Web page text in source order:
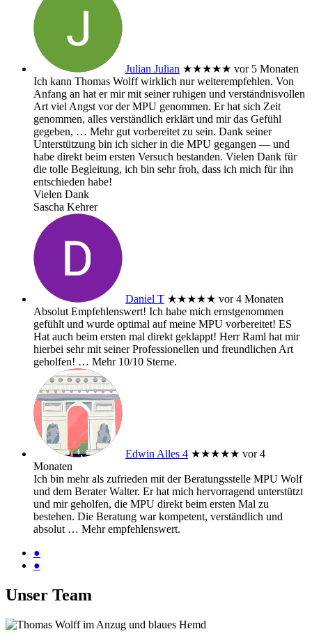
Julian Julian ★★★★★ vor 5 Monaten
Ich kann Thomas Wolff wirklich nur weiterempfehlen. Von
Anfang an hat er mir mit seiner ruhigen und verständnisvollen
Art viel Angst vor der MPU genommen. Er hat sich Zeit
genommen, alles verständlich erklärt und mir das Gefühl
gegeben, … Mehrgut vorbereitet zu sein. Dank seiner
Unterstützung bin ich sicher in die MPU gegangen — und
habe direkt beim ersten Versuch bestanden. Vielen Dank für
die tolle Begleitung, ich bin sehr froh, dass ich mich für ihn
entschieden habe!
Vielen Dank
Sascha Kehrer
Daniel T ★★★★★ vor 4 Monaten
Absolut Empfehlenswert! Ich habe mich ernstgenommen
gefühlt und wurde optimal auf meine MPU vorbereitet! ES
Hat auch beim ersten mal direkt geklappt! Herr Raml hat mir
hierbei sehr mit seiner Professionellen und freundlichen Art
geholfen! … Mehr10/10 Sterne.
Edwin Alles 4 ★★★★★ vor 4
Monaten
Ich bin mehr als zufrieden mit der Beratungsstelle MPU Wolf
und dem Berater Walter. Er hat mich hervorragend unterstützt
und mir geholfen, die MPU direkt beim ersten Mal zu
bestehen. Die Beratung war kompetent, verständlich und
absolut … Mehrempfehlenswert.
●
●
Unser Team